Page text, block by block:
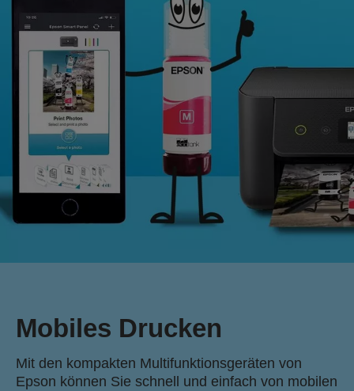
Mobiles Drucken
Mit den kompakten Multifunktionsgeräten von
Epson können Sie schnell und einfach von mobilen